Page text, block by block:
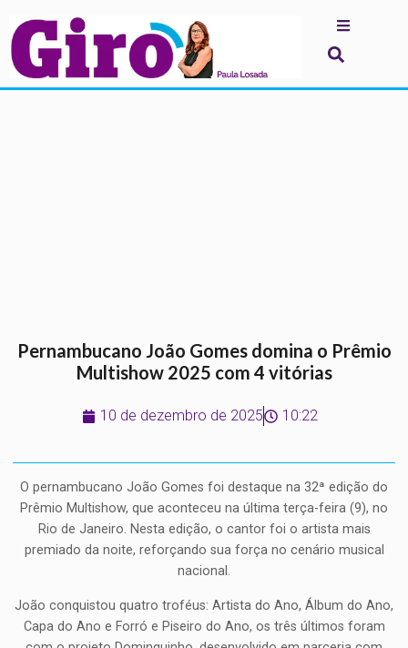
Pernambucano João Gomes domina o Prêmio
Multishow 2025 com 4 vitórias
10 de dezembro de 2025 10:22
O pernambucano João Gomes foi destaque na 32ª edição do
Prêmio Multishow, que aconteceu na última terça-feira (9), no
Rio de Janeiro. Nesta edição, o cantor foi o artista mais
premiado da noite, reforçando sua força no cenário musical
nacional.
João conquistou quatro troféus: Artista do Ano, Álbum do Ano,
Capa do Ano e Forró e Piseiro do Ano, os três últimos foram